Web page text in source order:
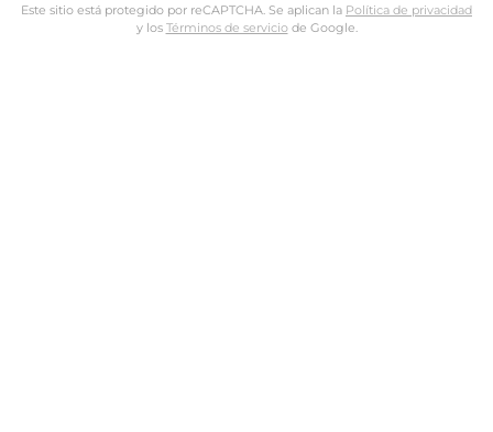
Este sitio está protegido por reCAPTCHA. Se aplican la Política de privacidad
y los Términos de serviciode Google.